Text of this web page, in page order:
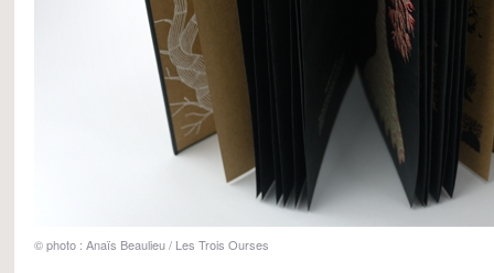
© photo : Anaïs Beaulieu / Les Trois Ourses